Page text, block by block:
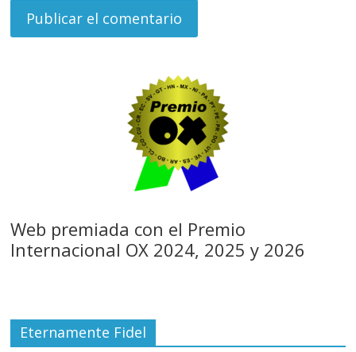
Web premiada con el Premio
Internacional OX 2024, 2025 y 2026
Eternamente Fidel